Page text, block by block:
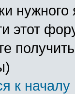
этот
к началу